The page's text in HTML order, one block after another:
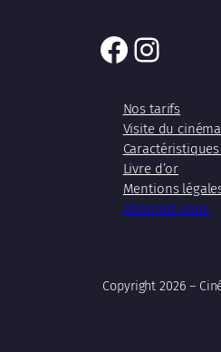
Facebook
Nos tarifs
Visite du cinéma
Livre d’or
Mentions
Abonnez-vous
Copyright 2026 –